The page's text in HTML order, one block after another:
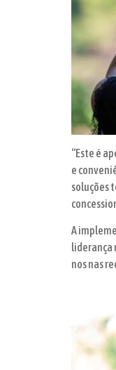
“Este é
e
soluções
A
liderança
nos nas